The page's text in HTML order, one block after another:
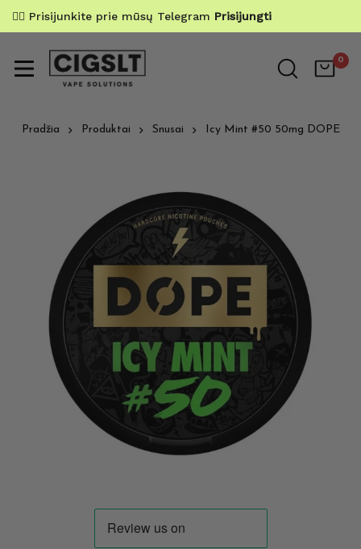
✌🏼 Prisijunkite prie mūsų Telegram Prisijungti
0
Pradžia Produktai Snusai Icy Mint #50 50mg DOPE